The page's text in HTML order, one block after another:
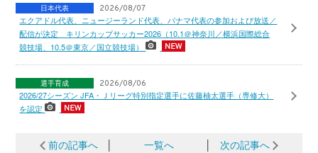
日本代表 2026/08/07
エクアドル代表、ニュージーランド代表、パナマ代表の参加および放送／
配信が決定 キリンカップサッカー2026（10.1＠神奈川／横浜国際総合
競技場、10.5＠東京／国立競技場）
選手育成 2026/08/06
2026/27シーズン JFA・Ｊリーグ特別指定選手に佐藤柚太選手（専修大）
を認定
前の記事へ 一覧へ 次の記事へ